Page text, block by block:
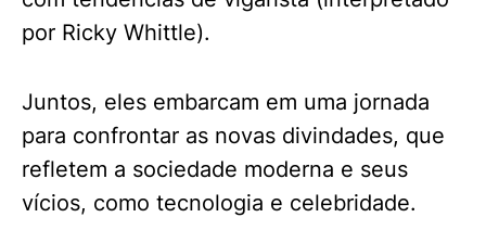
por Ricky Whittle).
Juntos, eles embarcam em uma jornada
para confrontar as novas divindades, que
refletem a sociedade moderna e seus
vícios, como tecnologia e celebridade.